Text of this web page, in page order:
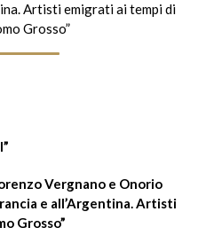
Artisti emigrati ai tempi di
Grosso”
Vergnano e Onorio
e all’Argentina. Artisti
Grosso”